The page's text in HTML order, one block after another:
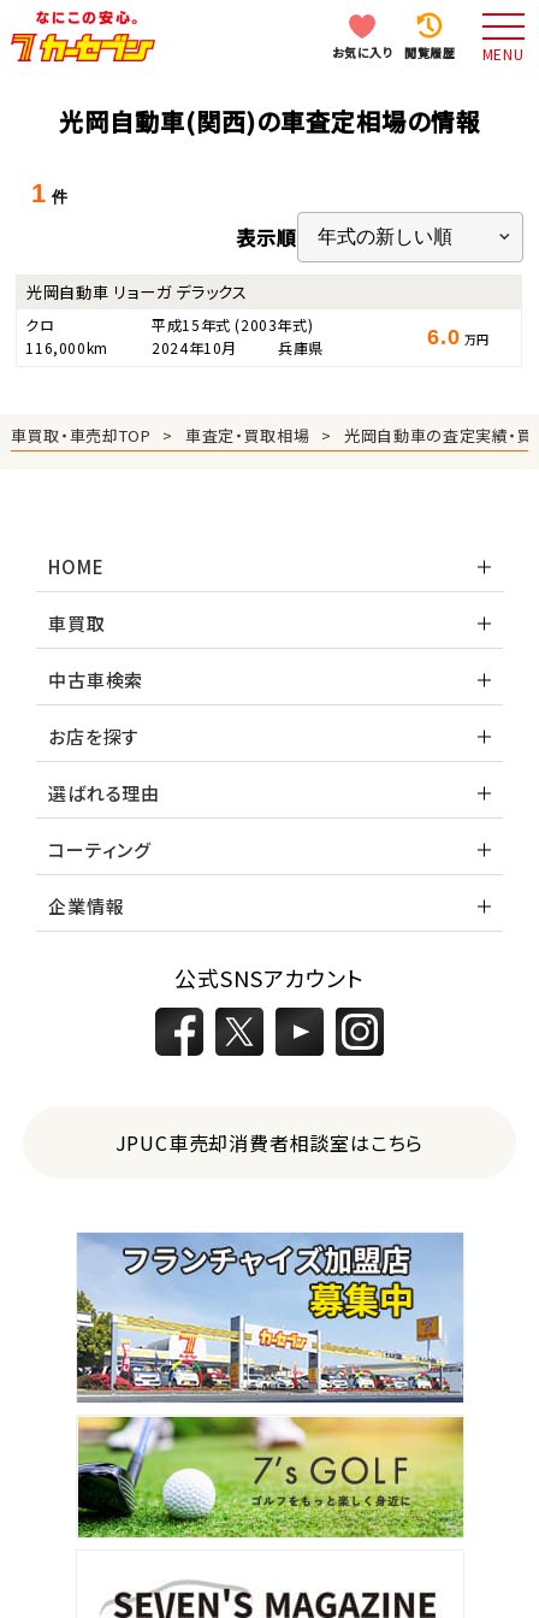
お気に入り 閲覧履歴 MENU
光岡自動車(関西)の車査定相場の情報
1 件
表示順
光岡自動車 リョーガ デラックス
クロ 平成15年式(2003年式)
116,000km
2024年10月 兵庫県 6.0 万円
車買取・車売却TOP 車査定・買取相場 光岡自動車の査定実績・
HOME
車買取
中古車検索
お店を探す
選ばれる理由
コーティング
企業情報
公式SNSアカウント
JPUC車売却消費者相談室はこちら